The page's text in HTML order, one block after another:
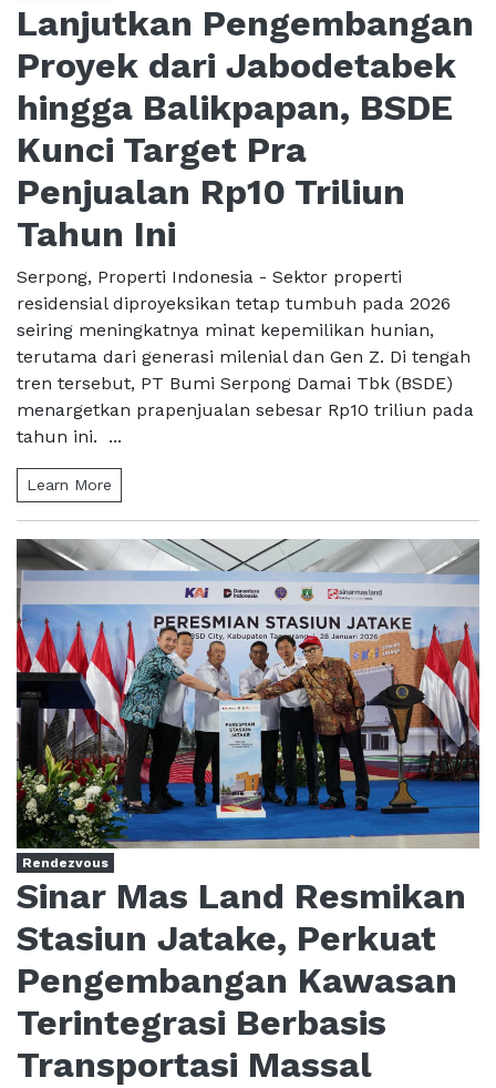
Lanjutkan Pengembangan
Proyek dari Jabodetabek
hingga Balikpapan, BSDE
Kunci Target Pra
Penjualan Rp10 Triliun
Tahun Ini
Serpong, Properti Indonesia - Sektor properti
residensial diproyeksikan tetap tumbuh pada 2026
seiring meningkatnya minat kepemilikan hunian,
terutama dari generasi milenial dan Gen Z. Di tengah
tren tersebut, PT Bumi Serpong Damai Tbk (BSDE)
menargetkan prapenjualan sebesar Rp10 triliun pada
tahun ini. ...
Learn More
Rendezvous
Sinar Mas Land Resmikan
Stasiun Jatake, Perkuat
Pengembangan Kawasan
Terintegrasi Berbasis
Transportasi Massal